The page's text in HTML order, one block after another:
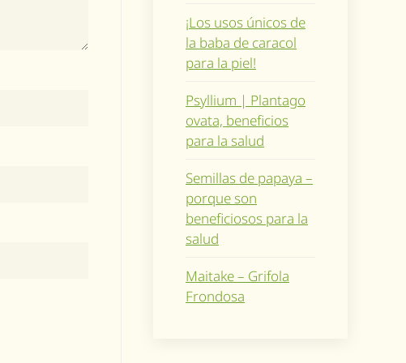
¡Los usos únicos de
la baba de caracol
para la piel!
Psyllium | Plantago
ovata, beneficios
para la salud
Semillas de papaya –
porque son
beneficiosos para la
salud
Maitake – Grifola
Frondosa